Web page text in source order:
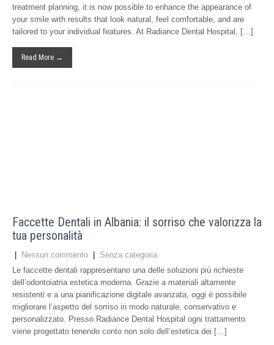
treatment planning, it is now possible to enhance the appearance of
your smile with results that look natural, feel comfortable, and are
tailored to your individual features. At Radiance Dental Hospital, […]
Read More →
Faccette Dentali in Albania: il sorriso che valorizza la
tua personalità
| Nessun commento | Senza categoria
Le faccette dentali rappresentano una delle soluzioni più richieste
dell’odontoiatria estetica moderna. Grazie a materiali altamente
resistenti e a una pianificazione digitale avanzata, oggi è possibile
migliorare l’aspetto del sorriso in modo naturale, conservativo e
personalizzato. Presso Radiance Dental Hospital ogni trattamento
viene progettato tenendo conto non solo dell’estetica dei […]